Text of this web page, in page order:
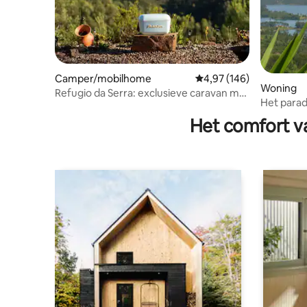
Camper/mobilhome Gemiddelde
4,97 (146)
Refugio da Serra: exclusieve caravan met
Woning
Het
Het comfort